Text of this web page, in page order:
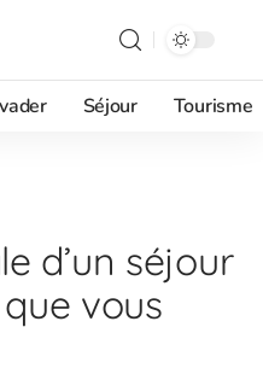
Séjour Tourisme
d’un séjour
vous